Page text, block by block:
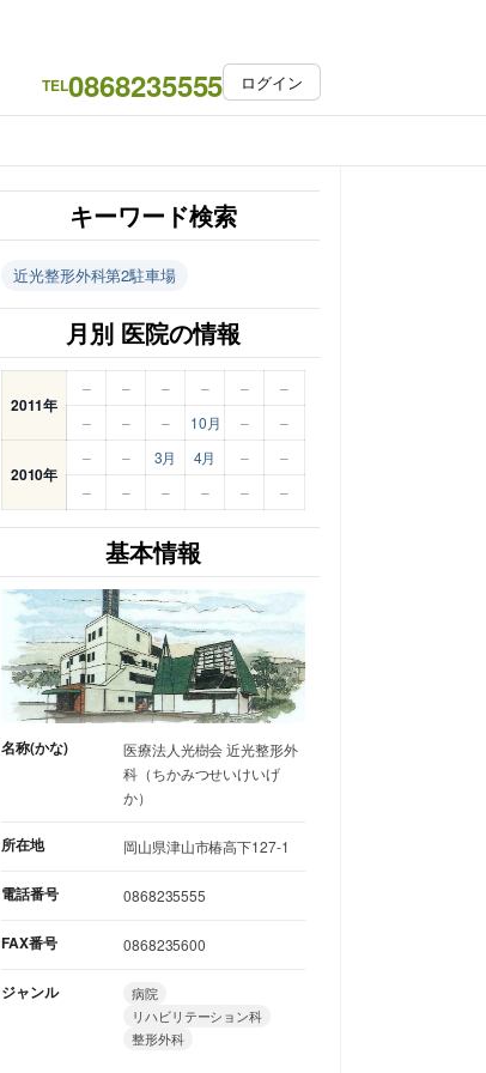
TEL0868235555 ログイン
キーワード検索
近光整形外科第2駐車場
月別 医院の情報
2011年
– – – – –
–
–
– – 10月 – –
2010年
– – 3月 4月 –
–
–
– – – – –
基本情報
名称(かな)
医療法人光樹会 近光整形外
科（ちかみつせいけいげ
か）
所在地 岡山県津山市椿高下127-1
電話番号 0868235555
FAX番号 0868235600
ジャンル
病院
リハビリテーション科
整形外科